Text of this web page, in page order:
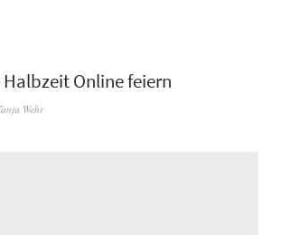
Online feiern
Wehr